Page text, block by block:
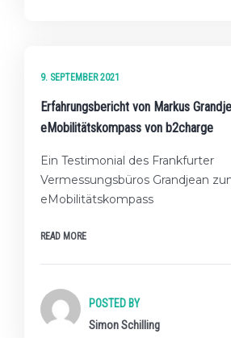
9. SEPTEMBER 2021
Erfahrungsbericht von Markus
eMobilitätskompass von b2charge
Ein Testimonial des Frankfurter
Vermessungsbüros Grandjean
eMobilitätskompass
READ MORE
POSTED BY
Simon Schilling